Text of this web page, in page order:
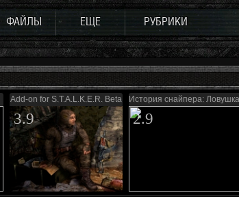
ФАЙЛЫ ЕЩЕ РУБРИКИ
Add-on for S.T.A.L.K.E.R. Beta
3.9
История снайпера:
2.9